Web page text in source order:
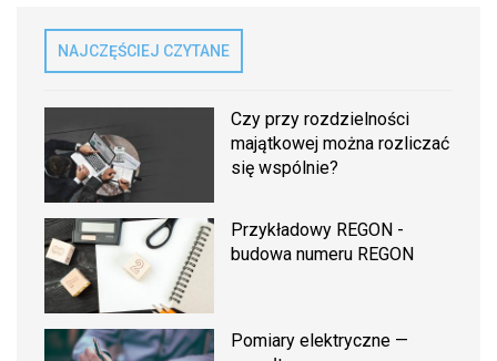
NAJCZĘŚCIEJ CZYTANE
Czy przy rozdzielności
majątkowej można rozliczać
się wspólnie?
Przykładowy REGON -
budowa numeru REGON
Pomiary elektryczne —